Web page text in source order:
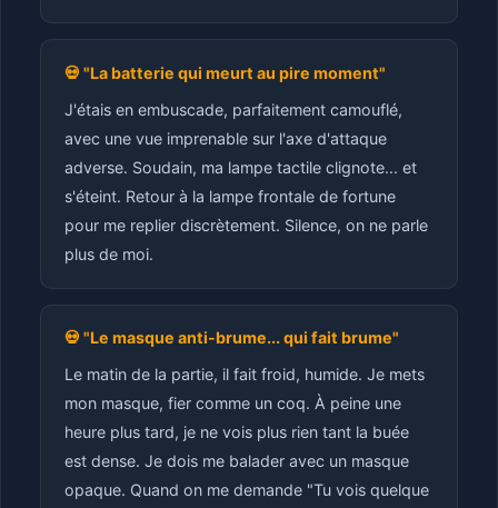
💀 "La batterie qui meurt au pire moment"
J'étais en embuscade, parfaitement camouflé,
avec une vue imprenable sur l'axe d'attaque
adverse. Soudain, ma lampe tactile clignote... et
s'éteint. Retour à la lampe frontale de fortune
pour me replier discrètement. Silence, on ne parle
plus de moi.
💀 "Le masque anti-brume... qui fait brume"
Le matin de la partie, il fait froid, humide. Je mets
mon masque, fier comme un coq. À peine une
heure plus tard, je ne vois plus rien tant la buée
est dense. Je dois me balader avec un masque
opaque. Quand on me demande "Tu vois quelque